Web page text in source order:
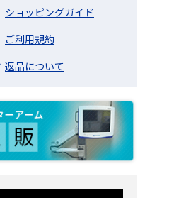
ショッピングガイド
ご利用規約
返品について